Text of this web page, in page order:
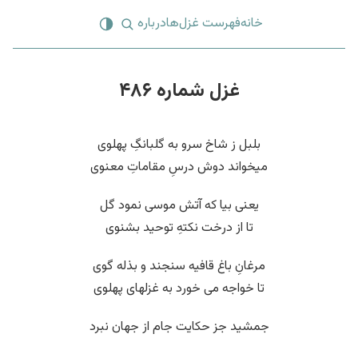
خانهفهرست غزل‌هادرباره
غزل شماره ۴۸۶
بلبل ز شاخ سرو به گلبانگِ پهلوی
میخواند دوش درسِ مقاماتِ معنوی
یعنی بیا که آتش موسی نمود گل
تا از درخت نکتهِ توحید بشنوی
مرغانِ باغ قافیه سنجند و بذله گوی
تا خواجه می خورد به غزلهای پهلوی
جمشید جز حکایت جام از جهان نبرد